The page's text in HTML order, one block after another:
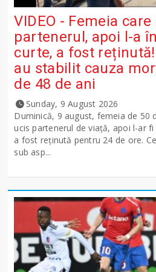
VIDEO - Femeia
partenerul, apoi l-a
curte, a fost
au stabilit cauza
de 48 de ani
Sunday, 9 August 2026
Duminică, 9 august, femeia de 50
ucis partenerul de viață, apoi l-ar
a fost reținută pentru 24 de ore.
sub asp...